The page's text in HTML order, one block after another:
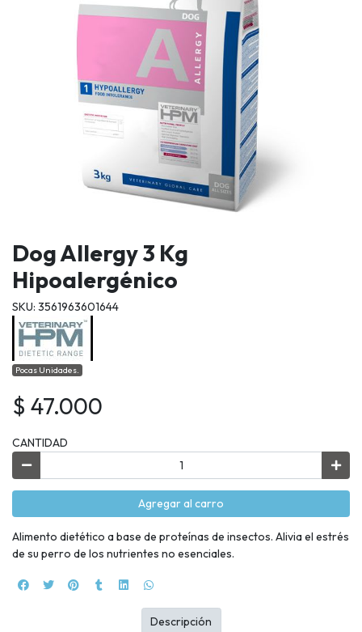
Dog Allergy 3 Kg
Hipoalergénico
SKU: 3561963601644
Pocas Unidades.
$ 47.000
CANTIDAD
Agregar al carro
Alimento dietético a base de proteínas de insectos. Alivia el estrés
de su perro de los nutrientes no esenciales.
Descripción